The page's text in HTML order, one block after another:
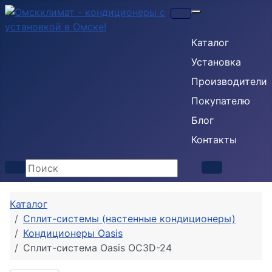
Каталог
Установка
Производители
Покупателю
Блог
Контакты
Каталог
Сплит-системы (настенные кондиционеры)
Кондиционеры Oasis
Сплит-система Oasis OC3D-24